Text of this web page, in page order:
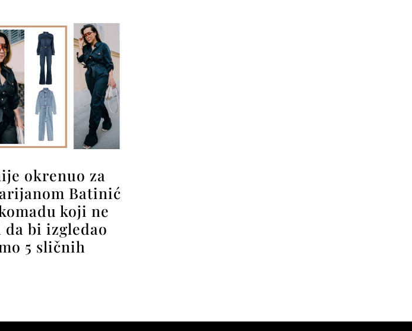
okrenuo za
Batinić
koji ne
bi izgledao
5 sličnih